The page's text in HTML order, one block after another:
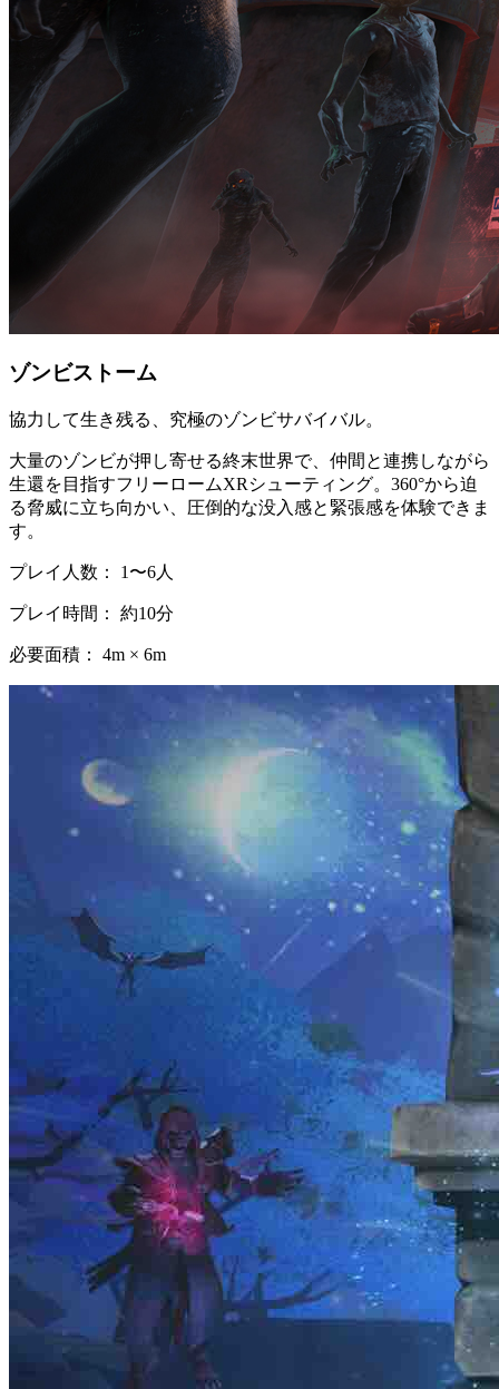
ゾンビストーム
協力して生き残る、究極のゾンビサバイバル。
大量のゾンビが押し寄せる終末世界で、仲間と連携しながら
生還を目指すフリーロームXRシューティング。360°から迫
る脅威に立ち向かい、圧倒的な没入感と緊張感を体験できま
す。
プレイ人数： 1〜6人
プレイ時間： 約10分
必要面積： 4m × 6m